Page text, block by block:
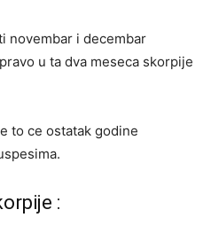
novembar i decembar
u ta dva meseca skorpije
to ce ostatak godine
: